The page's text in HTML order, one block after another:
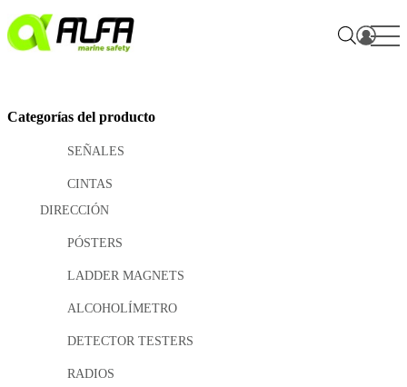
Skip
to
content
Categorías del producto
SEÑALES
CINTAS
DIRECCIÓN
PÓSTERS
LADDER MAGNETS
ALCOHOLÍMETRO
DETECTOR TESTERS
RADIOS